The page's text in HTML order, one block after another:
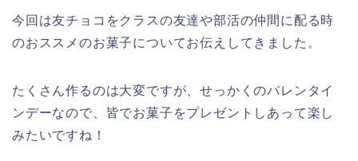
今回は友チョコをクラスの友達や部活の仲間に配る時
のおススメのお菓子についてお伝えしてきました。
たくさん作るのは大変ですが、せっかくのバレンタイ
ンデーなので、皆でお菓子をプレゼントしあって楽し
みたいですね！